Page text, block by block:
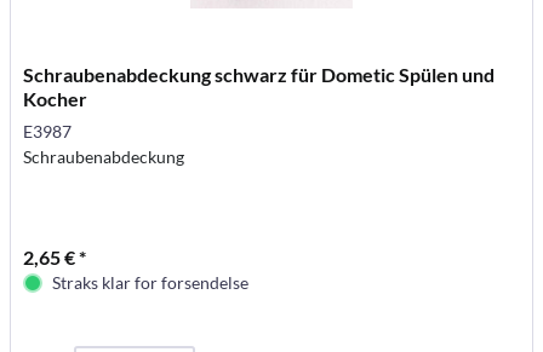
Schraubenabdeckung schwarz für Dometic Spülen und
Kocher
E3987
Schraubenabdeckung
2,65 € *
Straks klar for forsendelse